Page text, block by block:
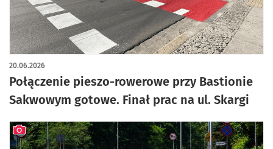
Połączenie pieszo-rowerowe przy Bastionie
Sakwowym gotowe. Finał prac na ul. Skargi
20.06.2026
artykuł z galerią zdjęć